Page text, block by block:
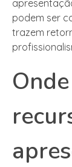
podem ser
trazem